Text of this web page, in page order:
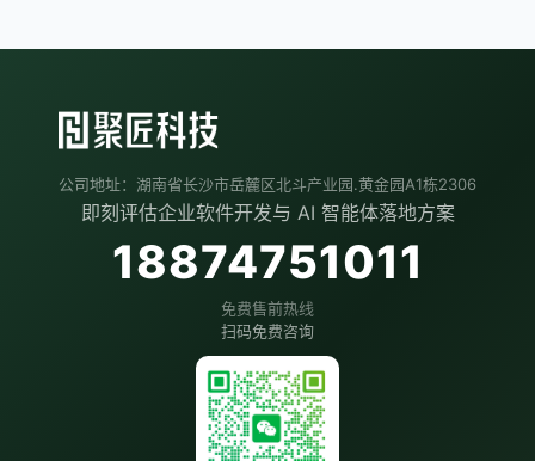
公司地址：湖南省长沙市岳麓区北斗产业园.黄金园A1栋2306
即刻评估企业软件开发与 AI 智能体落地方案
18874751011
免费售前热线
扫码免费咨询